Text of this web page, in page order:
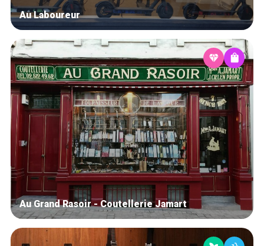
Au Laboureur
Au Grand Rasoir - Coutellerie Jamart